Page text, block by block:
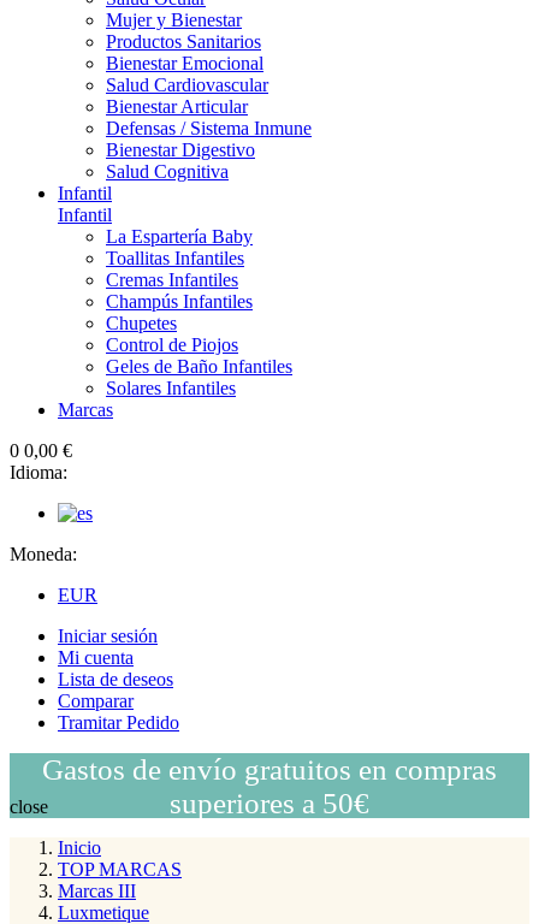
Mujer y Bienestar
Productos Sanitarios
Bienestar Emocional
Salud Cardiovascular
Bienestar Articular
Defensas / Sistema Inmune
Bienestar Digestivo
Salud Cognitiva
Infantil
Infantil
La Espartería Baby
Toallitas Infantiles
Cremas Infantiles
Champús Infantiles
Chupetes
Control de Piojos
Geles de Baño Infantiles
Solares Infantiles
Marcas
0 0,00 €
Idioma:
Moneda:
EUR
Iniciar sesión
Mi cuenta
Lista de deseos
Comparar
Tramitar Pedido
Gastos de envío gratuitos en compras
superiores a 50€
close
Inicio
TOP MARCAS
Marcas III
Luxmetique